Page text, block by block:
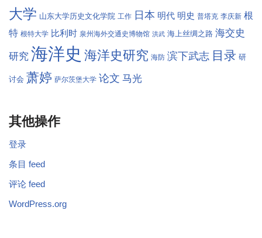
大学 山东大学历史文化学院 工作 日本 明代 明史 普塔克 李庆新 根
特 根特大学 比利时 泉州海外交通史博物馆 洪武 海上丝绸之路 海交史
研究 海洋史 海洋史研究 海防 滨下武志 目录 研
讨会 萧婷 萨尔茨堡大学 论文 马光
其他操作
登录
条目 feed
评论 feed
WordPress.org